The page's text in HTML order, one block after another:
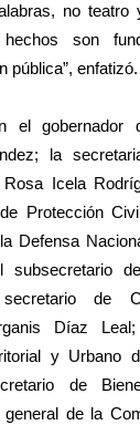
no teatro
son
pública”, enfatizó.
el gobernador
la
Icela
Protección
Defensa
subsecretario
de
Díaz
y Urbano
de
de la